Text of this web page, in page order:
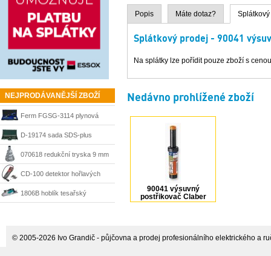
NEJPRODÁVANĚJŠÍ ZBOŽÍ
Ferm FGSG-3114 plynová
pájka SGM1006
D-19174 sada SDS-plus
sekáče a vrtáky Makita
070618 redukční tryska 9 mm
Steinel
CD-100 detektor hořlavých
plynů Ridgid 36163
1806B hoblík tesařský
Popis Máte dotaz?
Splátkový prodej - 90041
Na splátky lze pořídit pouze zboží s
Nedávno prohlížené zboží
90041 výsuvný
postřikovač Claber
© 2005-2026 Ivo Grandič - půjčovna a prodej profesionálního elektrického a